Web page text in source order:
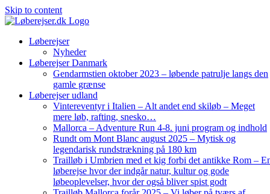
Skip to content
Løberejser
Nyheder
Løberejser Danmark
Gendarmstien oktober 2023 – løbende patrulje langs den
gamle grænse
Løberejser udland
Vintereventyr i Italien – Alt andet end skiløb – Meget
mere løb, rafting, snesko…
Mallorca – Adventure Run 4-8. juni program og indhold
Rundt om Mont Blanc august 2025 – Mytisk og
legendarisk rundstrækning på 180 km
Trailløb i Umbrien med et kig forbi det antikke Rom –
løberejse hvor der indgår natur, kultur og gode
løbeoplevelser, hvor der også bliver spist godt